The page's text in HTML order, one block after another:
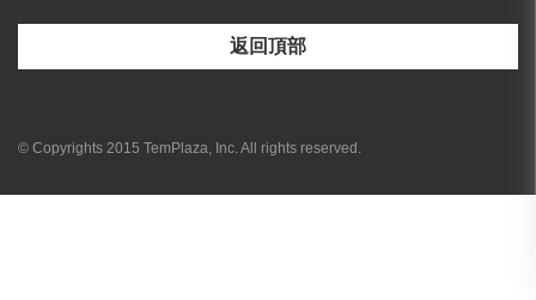
返回頂部
© Copyrights 2015 TemPlaza, Inc. All rights reserved.